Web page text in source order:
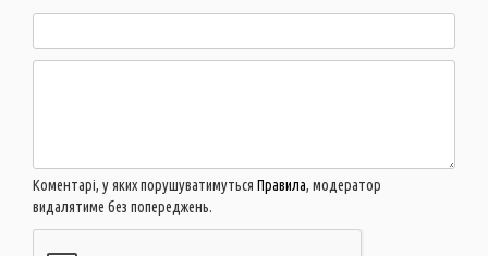
Коментарі, у яких порушуватимуться Правила, модератор
видалятиме без попереджень.